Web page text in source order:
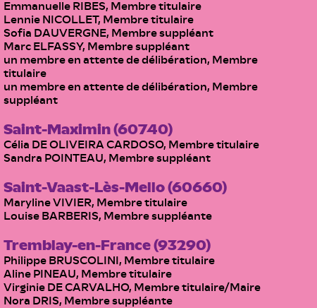
Emmanuelle RIBES, Membre titulaire
Lennie NICOLLET, Membre titulaire
Sofia DAUVERGNE, Membre suppléant
Marc ELFASSY, Membre suppléant
un membre en attente de délibération, Membre
titulaire
un membre en attente de délibération, Membre
suppléant
Saint-Maximin (60740)
Célia DE OLIVEIRA CARDOSO, Membre titulaire
Sandra POINTEAU, Membre suppléant
Saint-Vaast-Lès-Mello (60660)
Maryline VIVIER, Membre titulaire
Louise BARBERIS, Membre suppléante
Tremblay-en-France (93290)
Philippe BRUSCOLINI, Membre titulaire
Aline PINEAU, Membre titulaire
Virginie DE CARVALHO, Membre titulaire/Maire
Nora DRIS, Membre suppléante